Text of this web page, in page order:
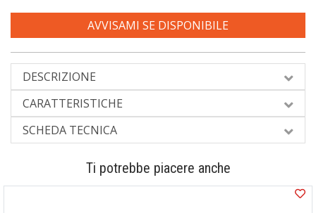
AVVISAMI SE DISPONIBILE
DESCRIZIONE
CARATTERISTICHE
SCHEDA TECNICA
Ti potrebbe piacere anche